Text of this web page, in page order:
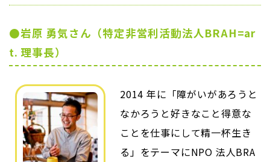
●岩原 勇気さん（特定非営利活動法人BRAH=ar
t. 理事長）
2014 年に「障がいがあろうと
なかろうと好きなこと得意な
ことを仕事にして精一杯生き
る」をテーマにNPO 法人BRA